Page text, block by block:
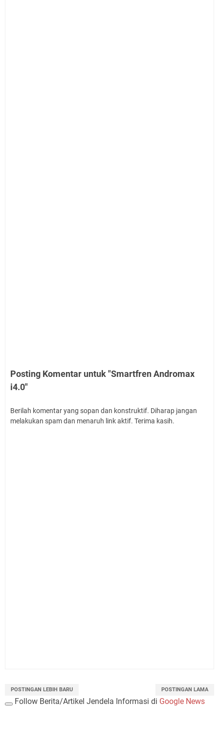
Posting Komentar untuk "Smartfren Andromax
i4.0"
Berilah komentar yang sopan dan konstruktif. Diharap jangan
melakukan spam dan menaruh link aktif. Terima kasih.
POSTINGAN LEBIH BARU POSTINGAN LAMA
Follow Berita/Artikel Jendela Informasi di Google News